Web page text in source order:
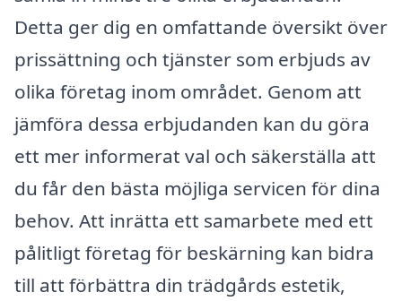
Detta ger dig en omfattande översikt över
prissättning och tjänster som erbjuds av
olika företag inom området. Genom att
jämföra dessa erbjudanden kan du göra
ett mer informerat val och säkerställa att
du får den bästa möjliga servicen för dina
behov. Att inrätta ett samarbete med ett
pålitligt företag för beskärning kan bidra
till att förbättra din trädgårds estetik,